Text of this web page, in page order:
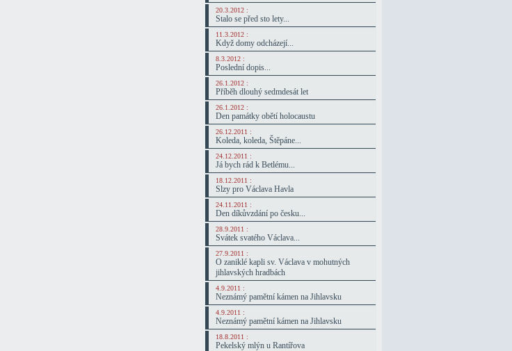
20.3.2012 :
Stalo se před sto lety...
11.3.2012 :
Když domy odcházejí...
8.3.2012 :
Poslední dopis...
26.1.2012 :
Příběh dlouhý sedmdesát let
26.1.2012 :
Den památky obětí holocaustu
26.12.2011 :
Koleda, koleda, Štěpáne...
24.12.2011 :
Já bych rád k Betlému...
18.12.2011 :
Slzy pro Václava Havla
24.11.2011 :
Den díkůvzdání po česku...
28.9.2011 :
Svátek svatého Václava...
27.9.2011 :
O zaniklé kapli sv. Václava v mohutných
jihlavských hradbách
4.9.2011 :
Neznámý pamětní kámen na Jihlavsku
4.9.2011 :
Neznámý pamětní kámen na Jihlavsku
18.8.2011 :
Pekelský mlýn u Rantířova